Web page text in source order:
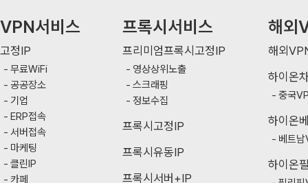
VPN서비스
고정IP
무료WiFi
공공장소
기업
ERP접속
서버접속
마케팅
클린IP
카페
프록시서비스
프리미엄프록시고정IP
영상상위노출
스크래핑
정보수집
프록시고정IP
프록시유동IP
프록시서버+IP
해외
해외
하이온
중국
하이온
베트
하이온